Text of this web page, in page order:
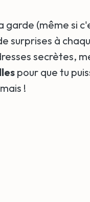
garde (même si
surprises à
secrètes,
pour que tu
!